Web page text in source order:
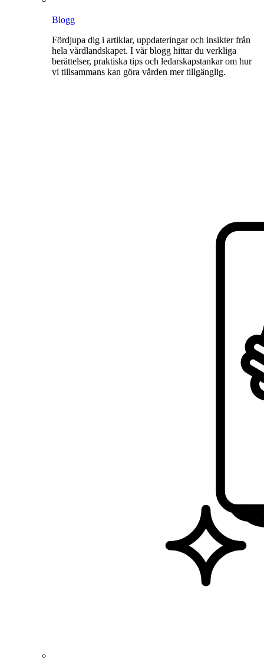
Blogg
Fördjupa dig i artiklar, uppdateringar och insikter från
hela vårdlandskapet. I vår blogg hittar du verkliga
berättelser, praktiska tips och ledarskapstankar om hur
vi tillsammans kan göra vården mer tillgänglig.